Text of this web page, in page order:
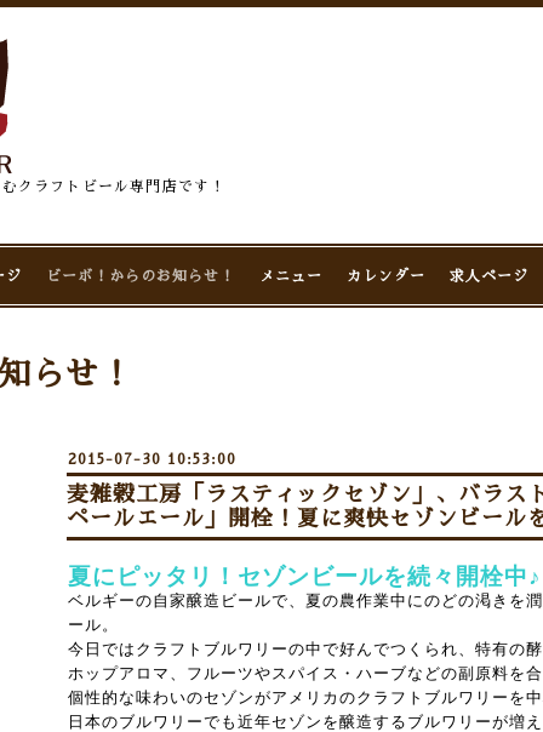
クラフトビール専門店です！
ジ ビーボ！からのお知らせ！ メニュー カレンダー 求人ページ
らせ！
2015-07-30 10:53:00
麦雑穀工房「ラスティックセゾン」、バラス
ペールエール」開栓！夏に爽快セゾンビール
夏にピッタリ！セゾンビールを続々開栓中
ベルギーの自家醸造ビールで、夏の農作業中にのどの渇きを
ール。
今日ではクラフトブルワリーの中で好んでつくられ、特有の
ホップアロマ、フルーツやスパイス・ハーブなどの副原料を
個性的な味わいのセゾンがアメリカのクラフトブルワリーを
日本のブルワリーでも近年セゾンを醸造するブルワリーが増